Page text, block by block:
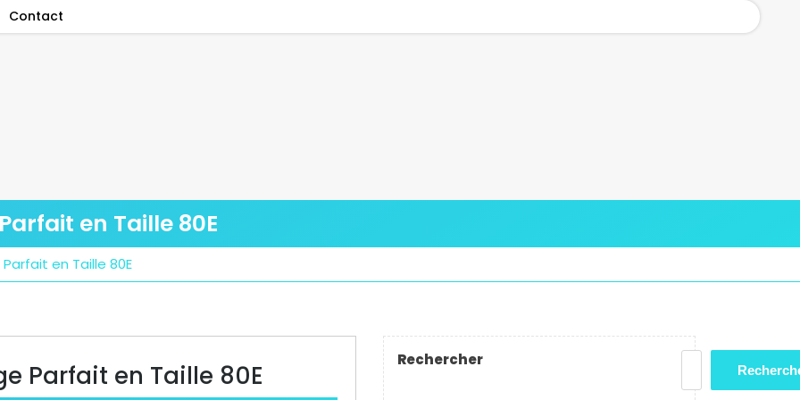
Contact
en Taille 80E
en Taille 80E
Parfait en Taille 80E
Rechercher